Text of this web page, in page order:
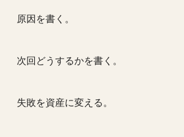
原因を書く。
次回どうするかを書く。
失敗を資産に変える。